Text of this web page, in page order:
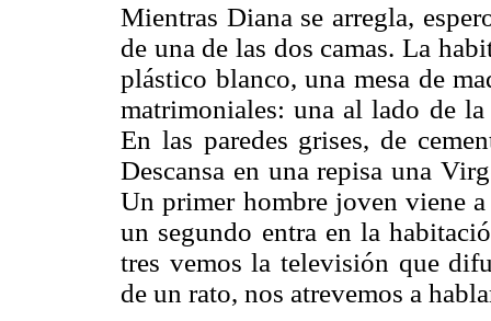
Mientras Diana se arregla,
de una de las dos camas. La
plástico blanco, una mesa de
matrimoniales: una al lado de
En las paredes grises, de
Descansa en una repisa una
Un primer hombre joven viene
un segundo entra en la
tres vemos la televisión que
de un rato, nos atrevemos a